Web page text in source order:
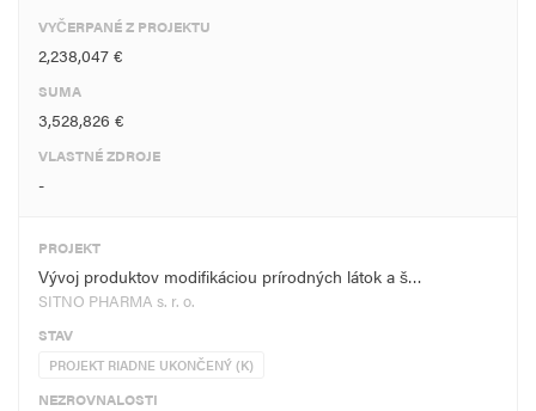
VYČERPANÉ Z PROJEKTU
2,238,047 €
SUMA
3,528,826 €
VLASTNÉ ZDROJE
-
PROJEKT
Vývoj produktov modifikáciou prírodných látok a š…
SITNO PHARMA s. r. o.
STAV
PROJEKT RIADNE UKONČENÝ (K)
NEZROVNALOSTI